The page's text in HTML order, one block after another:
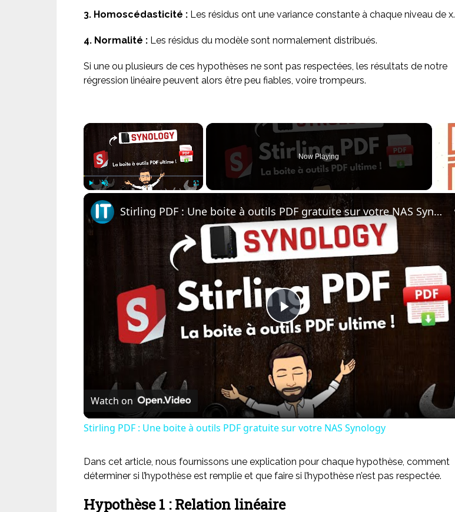
3. Homoscédasticité : Les résidus ont une variance constante à chaque niveau de x.
4. Normalité : Les résidus du modèle sont normalement distribués.
Si une ou plusieurs de ces hypothèses ne sont pas respectées, les résultats de notre
régression linéaire peuvent alors être peu fiables, voire trompeurs.
×
Now Playing
Play
Video
Stirling PDF : Une boite à outils PDF gratuite sur votre NAS Synology
Watch on
Stirling PDF : Une boite à outils PDF gratuite sur votre NAS Synology
Dans cet article, nous fournissons une explication pour chaque hypothèse, comment
déterminer si l’hypothèse est remplie et que faire si l’hypothèse n’est pas respectée.
Hypothèse 1 : Relation linéaire